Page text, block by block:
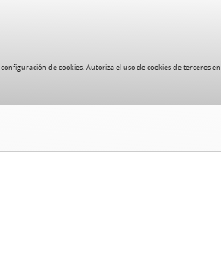
de cookies. Autoriza el uso de cookies de terceros en